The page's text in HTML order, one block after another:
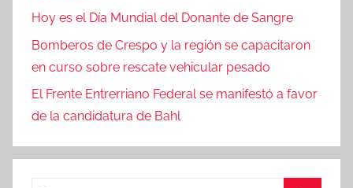
Hoy es el Día Mundial del Donante de Sangre
Bomberos de Crespo y la región se capacitaron
en curso sobre rescate vehicular pesado
El Frente Entrerriano Federal se manifestó a favor
de la candidatura de Bahl